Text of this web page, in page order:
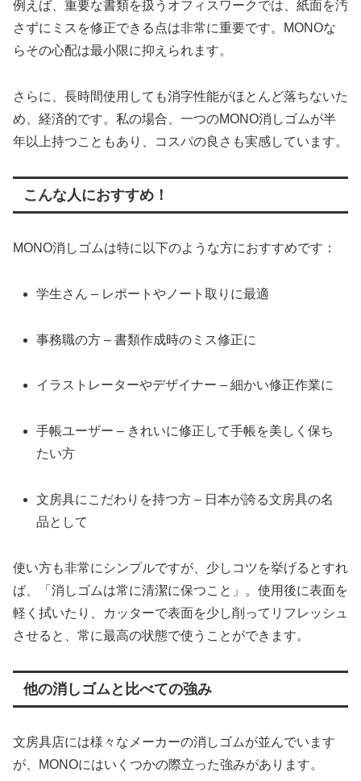
例えば、重要な書類を扱うオフィスワークでは、紙面を汚
さずにミスを修正できる点は非常に重要です。MONOな
らその心配は最小限に抑えられます。
さらに、長時間使用しても消字性能がほとんど落ちないた
め、経済的です。私の場合、一つのMONO消しゴムが半
年以上持つこともあり、コスパの良さも実感しています。
こんな人におすすめ！
MONO消しゴムは特に以下のような方におすすめです：
学生さん – レポートやノート取りに最適
事務職の方 – 書類作成時のミス修正に
イラストレーターやデザイナー – 細かい修正作業に
手帳ユーザー – きれいに修正して手帳を美しく保ち
たい方
文房具にこだわりを持つ方 – 日本が誇る文房具の名
品として
使い方も非常にシンプルですが、少しコツを挙げるとすれ
ば、「消しゴムは常に清潔に保つこと」。使用後に表面を
軽く拭いたり、カッターで表面を少し削ってリフレッシュ
させると、常に最高の状態で使うことができます。
他の消しゴムと比べての強み
文房具店には様々なメーカーの消しゴムが並んでいます
が、MONOにはいくつかの際立った強みがあります。